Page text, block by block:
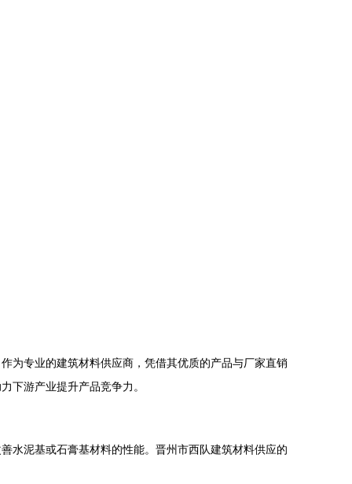
为专业的建筑材料供应商，凭借其优质的产品与厂家直销
下游产业提升产品竞争力。
水泥基或石膏基材料的性能。晋州市西队建筑材料供应的